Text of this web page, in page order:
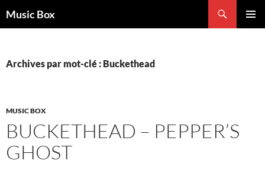
auMusic Box
Archives par mot-clé : Buckethead
MUSIC BOX
BUCKETHEAD – PEPPER’S
GHOST